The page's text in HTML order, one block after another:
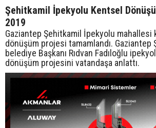
Şehitkamil İpekyolu Kentsel
2019
Gaziantep Şehitkamil İpekyolu mahallesi
dönüşüm projesi tamamlandı. Gaziantep
belediye Başkanı Rıdvan Fadıloğlu
dönüşüm projesini vatandaşa anlattı.